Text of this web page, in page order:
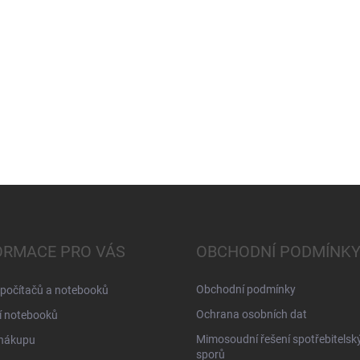
PRO VÁS
a notebooků
notebooků
OBCHODNÍ PODMÍNKY
Obchodní podmínky
Ochrana osobních dat
Mimosoudní řešení
sporů